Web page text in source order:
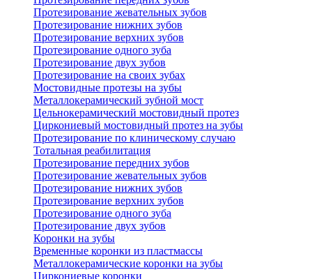
Протезирование жевательных зубов
Протезирование нижних зубов
Протезирование верхних зубов
Протезирование одного зуба
Протезирование двух зубов
Протезирование на своих зубах
Мостовидные протезы на зубы
Металлокерамический зубной мост
Цельнокерамический мостовидный протез
Циркониевый мостовидный протез на зубы
Протезирование по клиническому случаю
Тотальная реабилитация
Протезирование передних зубов
Протезирование жевательных зубов
Протезирование нижних зубов
Протезирование верхних зубов
Протезирование одного зуба
Протезирование двух зубов
Коронки на зубы
Временные коронки из пластмассы
Металлокерамические коронки на зубы
Циркониевые коронки